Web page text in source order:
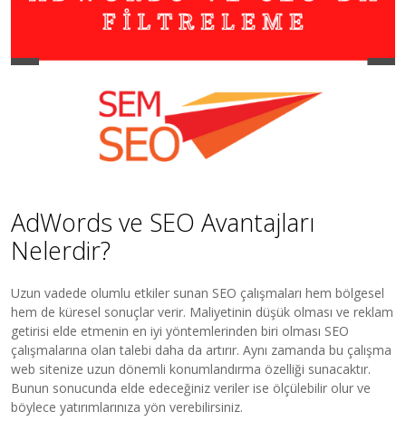
AdWords ve SEO Avantajları
Nelerdir?
Uzun vadede olumlu etkiler sunan SEO çalışmaları hem bölgesel
hem de küresel sonuçlar verir. Maliyetinin düşük olması ve reklam
getirisi elde etmenin en iyi yöntemlerinden biri olması SEO
çalışmalarına olan talebi daha da artırır. Aynı zamanda bu çalışma
web sitenize uzun dönemli konumlandırma özelliği sunacaktır.
Bunun sonucunda elde edeceğiniz veriler ise ölçülebilir olur ve
böylece yatırımlarınıza yön verebilirsiniz.